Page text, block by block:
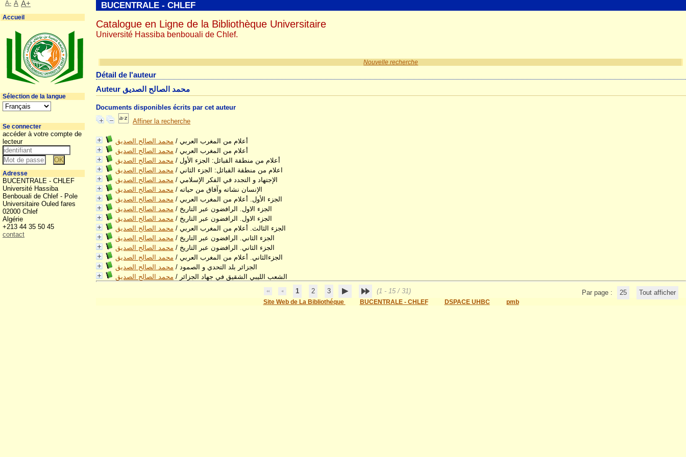
Nouvelle recherche
Détail de l'auteur
Auteur محمد الصالح الصديق
Documents disponibles écrits par cet auteur
Affiner la recherche
أعلام من المغرب العربي/ محمد الصالح الصديق
أعلام من المغرب العربي/ محمد الصالح الصديق
أعلام من منطقة القبائل: الجزء الأول / محمد الصالح الصديق
اعلام من منطقة القبائل: الجزء الثاني/ محمد الصالح الصديق
الإجتهاد و التجدد في الفكر الإسلامي/ محمد الصالح الصديق
الإنسان نشاته وآفاق من حياته / محمد الصالح الصديق
الجزء الأول. أعلام من المغرب العربي/ محمد الصالح الصديق
الجزء الاول. الرافضون عبر التاريخ / محمد الصالح الصديق
الجزء الاول. الرافضون عبر التاريخ / محمد الصالح الصديق
الجزء الثالث. أعلام من المغرب العربي/ محمد الصالح الصديق
الجزء الثاني. الرافضون عبر التاريخ / محمد الصالح الصديق
الجزء الثاني. الرافضون عبر التاريخ / محمد الصالح الصديق
الجزءالثاني. أعلام من المغرب العربي/ محمد الصالح الصديق
الجزائر بلد التحدي و الصمود/ محمد الصالح الصديق
الشعب الليبي الشقيق في جهاد الجزائر / محمد الصالح الصديق
1
2 3 (1 - 15 / 31) Par page : 25 Tout afficher
Site Web de La Bibliothéque BUCENTRALE - CHLEF DSPACE UHBC pmb
BUCENTRALE - CHLEF
Catalogue en Ligne de la Bibliothèque Universitaire
Université Hassiba benbouali de Chlef.
A- A A+
Accueil
Sélection de la langue
Se connecter
accéder à votre compte de
lecteur
Adresse
BUCENTRALE - CHLEF
Université Hassiba
Benbouali de Chlef - Pole
Universitaire Ouled fares
02000 Chlef
Algérie
+213 44 35 50 45
contact